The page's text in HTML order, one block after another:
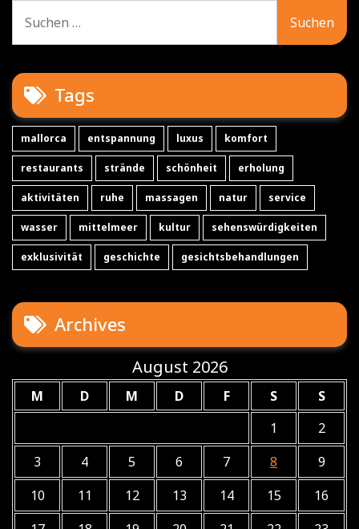
nach:
Tags
mallorca entspannung luxus komfort
restaurants strände schönheit erholung
aktivitäten ruhe massagen natur service
wasser mittelmeer kultur sehenswürdigkeiten
exklusivität geschichte gesichtsbehandlungen
Archives
August 2026
M D M D F S
S
1
2
3
4 5 6 7 8
9
10
11 12 13 14 15
16